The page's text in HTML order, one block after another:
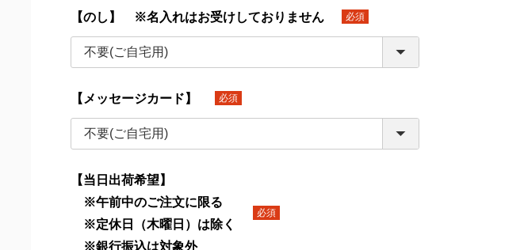
【のし】 ※名入れはお受けしておりません
(必
【メッセージカード】
(必
【当日出荷希望】
※午前中のご注文に限る
※定休日（木曜日）は除く
※銀行振込は対象外